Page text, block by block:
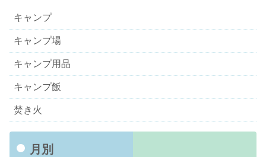
キャンプ
キャンプ場
キャンプ用品
キャンプ飯
焚き火
月別